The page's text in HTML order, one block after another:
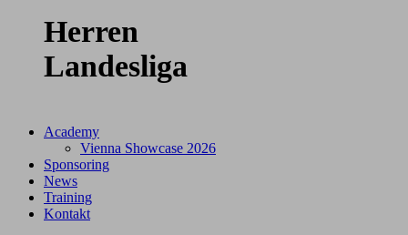
Herren
Landesliga
Academy
Vienna Showcase 2026
Sponsoring
News
Training
Kontakt